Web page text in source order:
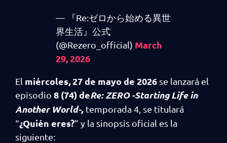
— 『Re:ゼロから始める異世
界生活』公式
(@Rezero_official) March
29, 2026
El miércoles, 27 de mayo de 2026 se lanzará el
episodio 8 (74) deRe: ZERO -Starting Life in
Another World-, temporada 4, se titulará
“¿Quién eres?” y la sinopsis oficial es la
siguiente: